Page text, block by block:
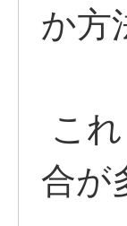
か方
こ
合が